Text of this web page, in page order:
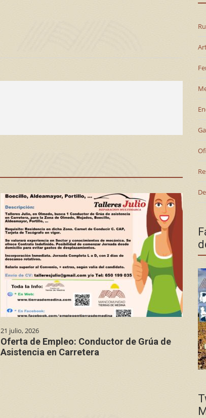
21 julio, 2026
Oferta de Empleo: Conductor de Grúa de
Asistencia en Carretera